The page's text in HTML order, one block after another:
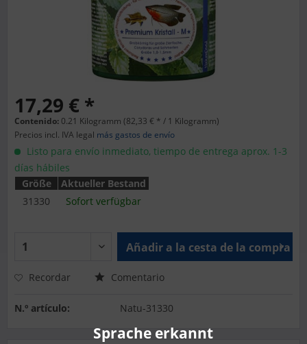
17,29 € *
Contenido: 0.21 Kilogramm (82,33 € * / 1 Kilogramm)
Precios incl. IVA legal más gastos de envío
Listo para envío inmediato, tiempo de entrega aprox. 1-3
días hábiles
Größe
Aktueller Bestand
31330
Sofort verfügbar
Añadir a la cesta de la compra
Recordar Comentario
N.º artículo: Natu-31330
Sprache erkannt